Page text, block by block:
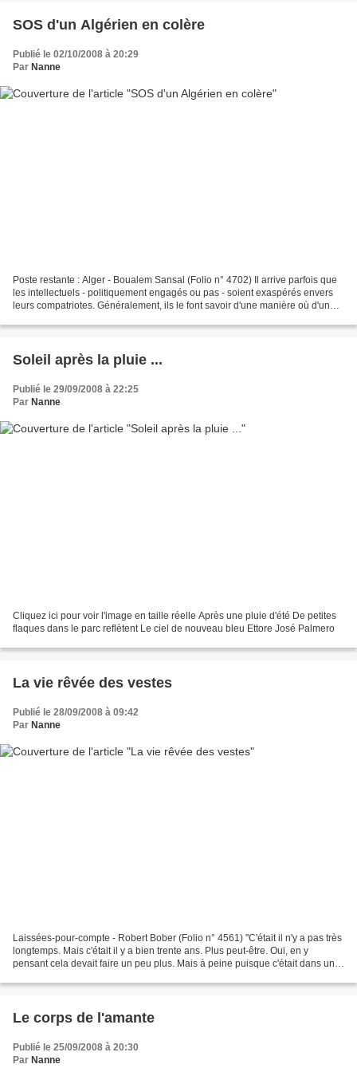
SOS d'un Algérien en colère
Publié le 02/10/2008 à 20:29
Par Nanne
Poste restante : Alger - Boualem Sansal (Folio n° 4702) Il arrive parfois que
les intellectuels - politiquement engagés ou pas - soient exaspérés envers
leurs compatriotes. Généralement, ils le font savoir d'une manière où d'une
Soleil après la pluie ...
Publié le 29/09/2008 à 22:25
Par Nanne
Cliquez ici pour voir l'image en taille réelle Après une pluie d'été De petites
flaques dans le parc reflètent Le ciel de nouveau bleu Ettore José Palmero
La vie rêvée des vestes
Publié le 28/09/2008 à 09:42
Par Nanne
Laissées-pour-compte - Robert Bober (Folio n° 4561) "C'était il n'y a pas très
longtemps. Mais c'était il y a bien trente ans. Plus peut-être. Oui, en y
pensant cela devait faire un peu plus. Mais à peine puisque c'était dans un
Le corps de l'amante
Publié le 25/09/2008 à 20:30
Par Nanne